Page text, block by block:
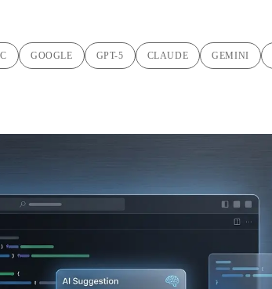
GOOGLE GPT-5 CLAUDE GEMINI